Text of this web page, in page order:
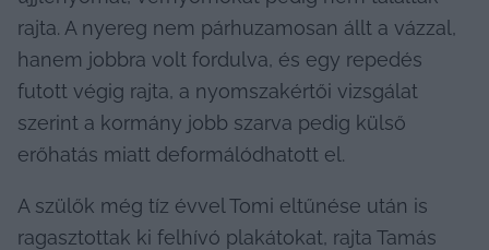
rajta. A nyereg nem párhuzamosan állt a vázzal,
hanem jobbra volt fordulva, és egy repedés
futott végig rajta, a nyomszakértői vizsgálat
szerint a kormány jobb szarva pedig külső
erőhatás miatt deformálódhatott el.
A szülők még tíz évvel Tomi eltűnése után is
ragasztottak ki felhívó plakátokat, rajta Tamás